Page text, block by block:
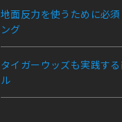
地面反力を使うために必
ング
タイガーウッズも実践す
ル